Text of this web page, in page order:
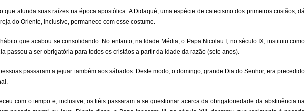
que afunda suas raízes na época apostólica. A Didaqué, uma espécie de catecismo dos primeiros cristãos, dá
do Oriente, inclusive, permanece com esse costume.
que acabou se consolidando. No entanto, na Idade Média, o Papa Nicolau I, no século IX, instituiu como
passou a ser obrigatória para todos os cristãos a partir da idade da razão (sete anos).
passaram a jejuar também aos sábados. Deste modo, o domingo, grande Dia do Senhor, era precedido
com o tempo e, inclusive, os fiéis passaram a se questionar acerca da obrigatoriedade da abstinência na